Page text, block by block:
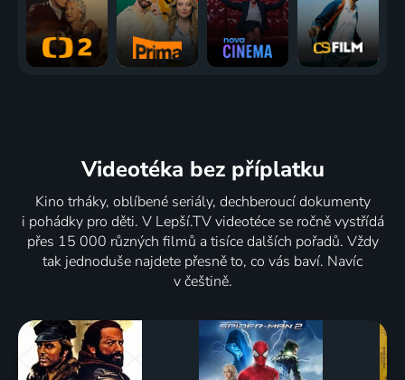
Videotéka bez příplatku
Kino trháky, oblíbené seriály, dechberoucí dokumenty
i pohádky pro děti. V Lepší.TV videotéce se ročně vystřídá
přes 15 000 různých filmů a tisíce dalších pořadů. Vždy
tak jednoduše najdete přesně to, co vás baví. Navíc
v češtině.